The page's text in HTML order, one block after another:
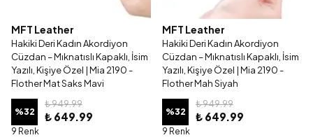
MFT Leather
Hakiki Deri Kadın Akordiyon
Cüzdan – Mıknatıslı Kapaklı, İsim
Yazılı, Kişiye Özel | Mia 2190 -
Flother Mat Saks Mavi
%32
₺ 949.99
₺ 649.99
9 Renk
MFT Leather
Hakiki Deri Kadın Akordiyon
Cüzdan – Mıknatıslı Kapaklı, İsim
Yazılı, Kişiye Özel | Mia 2190 -
Flother Mah Siyah
%32
₺ 949.99
₺ 649.99
9 Renk